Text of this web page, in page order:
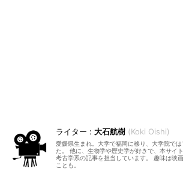
大石航樹 Koki Oishi
愛媛県生まれ。大学で福岡に移り、大学院では
た。 他に、生物学や歴史学が好きで、本サイ
考古学系の記事を担当しています。 趣味は映
ことも。